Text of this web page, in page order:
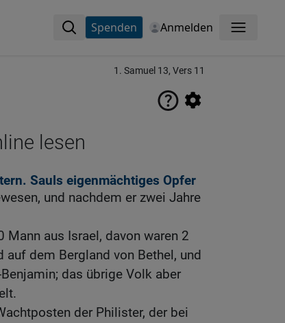
Spenden Anmelden Menü
1. Samuel 13, Vers 11
lesen
Sauls eigenmächtiges Opfer
und nachdem er zwei Jahre
Mann aus Israel, davon waren 2
dem Bergland von Bethel, und
das übrige Volk aber
der Philister, der bei